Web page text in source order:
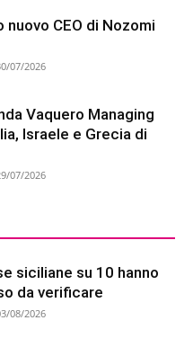
nuovo CEO di Nozomi
07/2026
Vaquero Managing
Israele e Grecia di
07/2026
siciliane su 10 hanno
da verificare
08/2026